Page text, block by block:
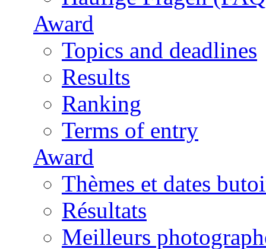
Award
Topics and deadlines
Results
Ranking
Terms of entry
Award
Thèmes et dates
Résultats
Meilleurs